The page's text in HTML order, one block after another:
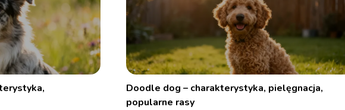
Doodle dog – charakterystyka, pielęgnacja,
popularne rasy